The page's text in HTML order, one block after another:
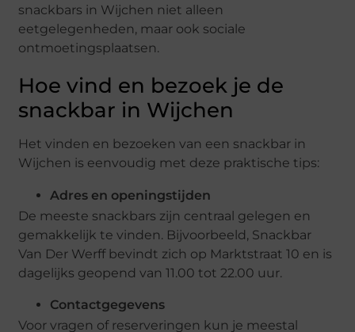
snackbars in Wijchen niet alleen
eetgelegenheden, maar ook sociale
ontmoetingsplaatsen.
Hoe vind en bezoek je de
snackbar in Wijchen
Het vinden en bezoeken van een snackbar in
Wijchen is eenvoudig met deze praktische tips:
Adres en openingstijden
De meeste snackbars zijn centraal gelegen en
gemakkelijk te vinden. Bijvoorbeeld, Snackbar
Van Der Werff bevindt zich op Marktstraat 10 en is
dagelijks geopend van 11.00 tot 22.00 uur.
Contactgegevens
Voor vragen of reserveringen kun je meestal